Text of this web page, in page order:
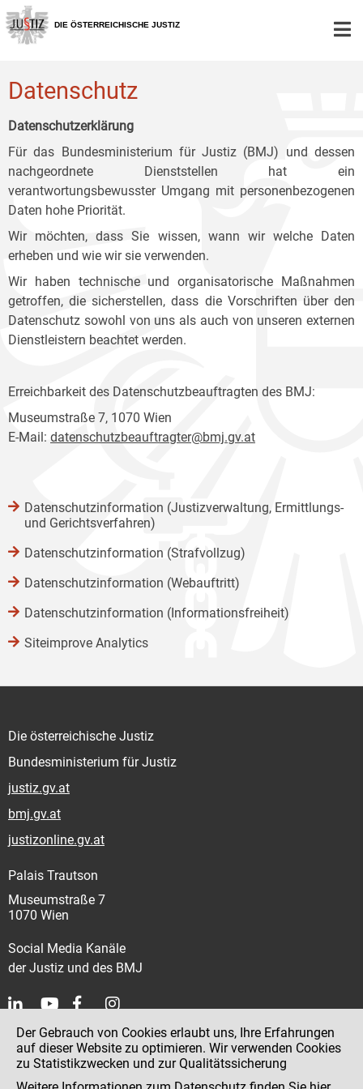
Zur
Hauptnavigation
[1]
Zum
Inhalt
[2]
Zum
Untermenü
[3]
DIE ÖSTERREICHISCHE JUSTIZ
Datenschutz
Datenschutzerklärung
Für das Bundesministerium für Justiz (BMJ) und dessen
nachgeordnete Dienststellen hat ein
verantwortungsbewusster Umgang mit personenbezogenen
Daten hohe Priorität.
Wir möchten, dass Sie wissen, wann wir welche Daten
erheben und wie wir sie verwenden.
Wir haben technische und organisatorische Maßnahmen
getroffen, die sicherstellen, dass die Vorschriften über den
Datenschutz sowohl von uns als auch von unseren externen
Dienstleistern beachtet werden.
Erreichbarkeit des Datenschutzbeauftragten des BMJ:
Museumstraße 7, 1070 Wien
E-Mail: datenschutzbeauftragter@bmj.gv.at
Datenschutzinformation (Justizverwaltung, Ermittlungs-
und Gerichtsverfahren)
Datenschutzinformation (Strafvollzug)
Datenschutzinformation (Webauftritt)
Datenschutzinformation (Informationsfreiheit)
Siteimprove Analytics
Die österreichische Justiz
Bundesministerium für Justiz
justiz.gv.at
bmj.gv.at
justizonline.gv.at
Palais Trautson
Museumstraße 7
1070 Wien
Social Media Kanäle
der Justiz und des BMJ
Kontakt
Impressum
Der Gebrauch von Cookies erlaubt uns, Ihre Erfahrungen
auf dieser Website zu optimieren. Wir verwenden Cookies
zu Statistikzwecken und zur Qualitätssicherung